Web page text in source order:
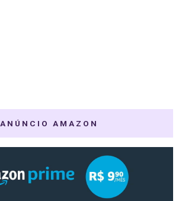
ANÚNCIO AMAZON